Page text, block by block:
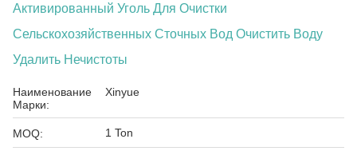
Активированный Уголь Для Очистки
Сельскохозяйственных Сточных Вод Очистить Воду
Удалить Нечистоты
Наименование
Марки:
Xinyue
MOQ: 1 Ton